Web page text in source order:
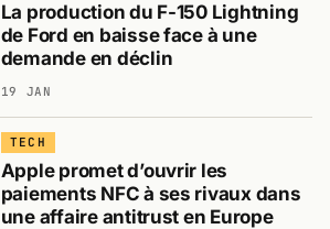
La production du F-150 Lightning
de Ford en baisse face à une
demande en déclin
19 JAN
TECH
Apple promet d’ouvrir les
paiements NFC à ses rivaux dans
une affaire antitrust en Europe